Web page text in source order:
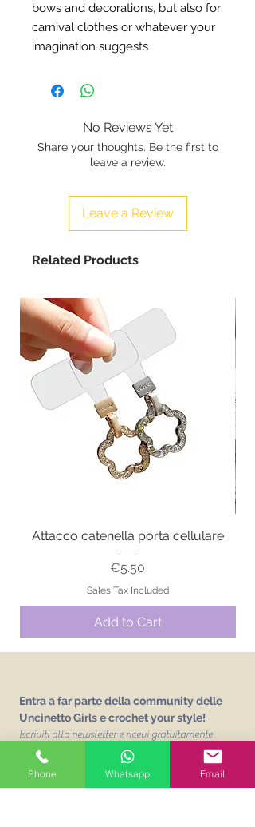
bows and decorations, but also for
carnival clothes or whatever your
imagination suggests
No Reviews Yet
Share your thoughts. Be the first to
leave a review.
Leave a Review
Related Products
Attacco catenella porta cellulare
Price
€5.50
Sales Tax Included
Add to Cart
Entra a far parte della community delle
Uncinetto Girls e crochet your style!
Iscriviti alla newsletter e ricevi gratuitamente
L'abc delle Uncinetto Girls
un vocabolario sui
punti base dell'uncinetto!
Phone Whatsapp Email